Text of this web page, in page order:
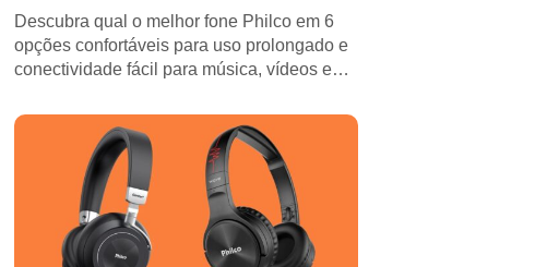
Descubra qual o melhor fone Philco em 6
opções confortáveis para uso prolongado e
conectividade fácil para música, vídeos e